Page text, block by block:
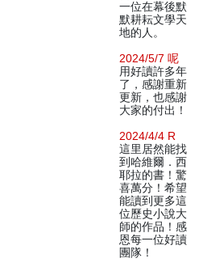
一位在幕後默
默耕耘文學天
地的人。
2024/5/7 呢
用好讀許多年
了，感謝重新
更新，也感謝
大家的付出！
2024/4/4 R
這里居然能找
到哈維爾．西
耶拉的書！驚
喜萬分！希望
能讀到更多這
位歷史小說大
師的作品！感
恩每一位好讀
團隊！